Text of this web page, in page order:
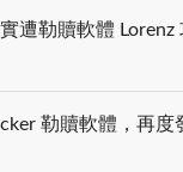
遭勒贖軟體 Lorenz
勒贖軟體，再度